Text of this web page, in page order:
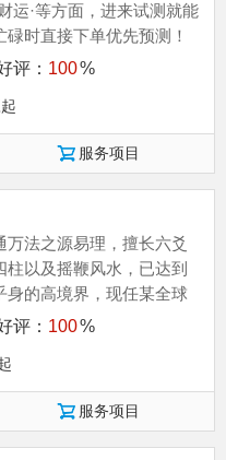
运·等方面，进来试测就能
时直接下单优先预测！
： 100%
服务项目
法之源易理，擅长六爻
柱以及摇鞭风水，已达到
身的高境界，现任某全球
。： 100%
服务项目